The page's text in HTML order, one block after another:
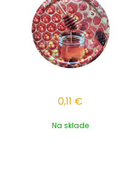
0,11 €
Na sklade